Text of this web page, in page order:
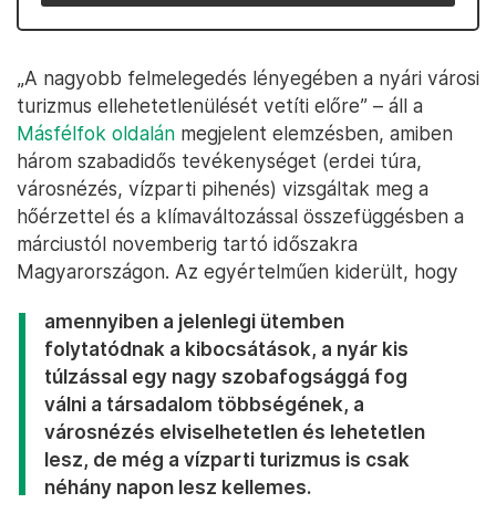
„A nagyobb felmelegedés lényegében a nyári városi
turizmus ellehetetlenülését vetíti előre” – áll a
Másfélfok oldalán megjelent elemzésben, amiben
három szabadidős tevékenységet (erdei túra,
városnézés, vízparti pihenés) vizsgáltak meg a
hőérzettel és a klímaváltozással összefüggésben a
márciustól novemberig tartó időszakra
Magyarországon. Az egyértelműen kiderült, hogy
amennyiben a jelenlegi ütemben
folytatódnak a kibocsátások, a nyár kis
túlzással egy nagy szobafogsággá fog
válni a társadalom többségének, a
városnézés elviselhetetlen és lehetetlen
lesz, de még a vízparti turizmus is csak
néhány napon lesz kellemes.